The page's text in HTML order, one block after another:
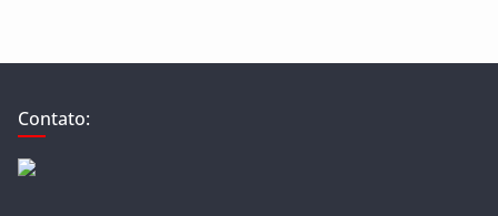
Contato: